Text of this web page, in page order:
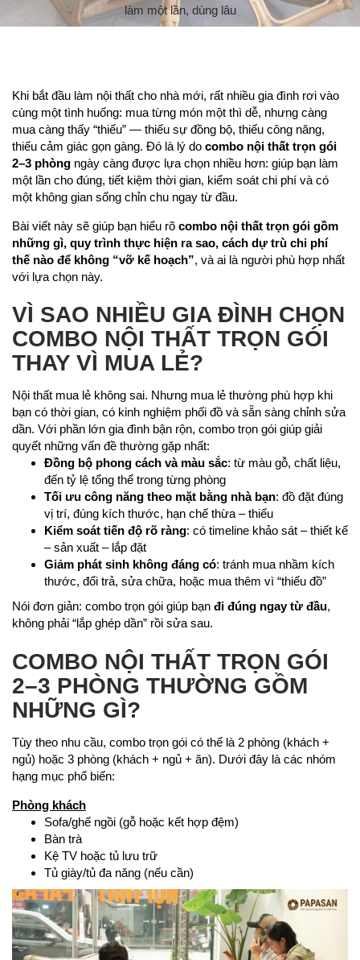
làm một lần, dùng lâu
Khi bắt đầu làm nội thất cho nhà mới, rất nhiều gia đình rơi vào
cùng một tình huống: mua từng món một thì dễ, nhưng càng
mua càng thấy “thiếu” — thiếu sự đồng bộ, thiếu công năng,
thiếu cảm giác gọn gàng. Đó là lý do combo nội thất trọn gói
2–3 phòng ngày càng được lựa chọn nhiều hơn: giúp bạn làm
một lần cho đúng, tiết kiệm thời gian, kiểm soát chi phí và có
một không gian sống chỉn chu ngay từ đầu.
Bài viết này sẽ giúp bạn hiểu rõ combo nội thất trọn gói gồm
những gì, quy trình thực hiện ra sao, cách dự trù chi phí
thế nào để không “vỡ kế hoạch”, và ai là người phù hợp nhất
với lựa chọn này.
VÌ SAO NHIỀU GIA ĐÌNH CHỌN
COMBO NỘI THẤT TRỌN GÓI
THAY VÌ MUA LẺ?
Nội thất mua lẻ không sai. Nhưng mua lẻ thường phù hợp khi
bạn có thời gian, có kinh nghiệm phối đồ và sẵn sàng chỉnh sửa
dần. Với phần lớn gia đình bận rộn, combo trọn gói giúp giải
quyết những vấn đề thường gặp nhất:
Đồng bộ phong cách và màu sắc: từ màu gỗ, chất liệu,
đến tỷ lệ tổng thể trong từng phòng
Tối ưu công năng theo mặt bằng nhà bạn: đồ đặt đúng
vị trí, đúng kích thước, hạn chế thừa – thiếu
Kiểm soát tiến độ rõ ràng: có timeline khảo sát – thiết kế
– sản xuất – lắp đặt
Giảm phát sinh không đáng có: tránh mua nhầm kích
thước, đổi trả, sửa chữa, hoặc mua thêm vì “thiếu đồ”
Nói đơn giản: combo trọn gói giúp bạn đi đúng ngay từ đầu,
không phải “lắp ghép dần” rồi sửa sau.
COMBO NỘI THẤT TRỌN GÓI
2–3 PHÒNG THƯỜNG GỒM
NHỮNG GÌ?
Tùy theo nhu cầu, combo trọn gói có thể là 2 phòng (khách +
ngủ) hoặc 3 phòng (khách + ngủ + ăn). Dưới đây là các nhóm
hạng mục phổ biến:
Phòng khách
Sofa/ghế ngồi (gỗ hoặc kết hợp đệm)
Bàn trà
Kệ TV hoặc tủ lưu trữ
Tủ giày/tủ đa năng (nếu cần)